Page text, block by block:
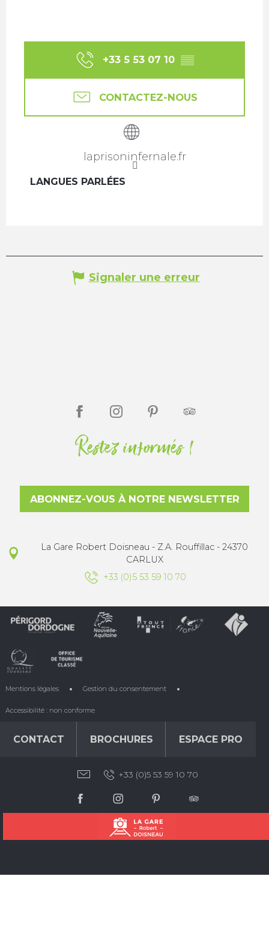
+33 5 53 07 10 ▒▒
CONTACTEZ-NOUS
laprisoninfernale.fr
LANGUES PARLÉES
LANGUES PARLÉES
Signaler une erreur
Restez informés !
ABONNEZ-VOUS À NOTRE NEWSLETTER
La Gare Robert Doisneau - Z.A. Rouffillac - 24370
CARLUX
+33 (0)5 53 59 10 70
Mentions légales Gestion du consentement
Accessibilité : non conforme
CONTACT BROCHURES ESPACE PRO
+33 (0)5 53 59 10 70